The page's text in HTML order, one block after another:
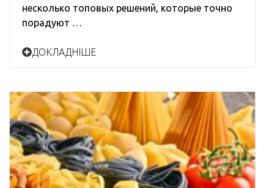
несколько топовых решений, которые точно
порадуют …
ДОКЛАДНІШЕ